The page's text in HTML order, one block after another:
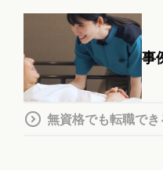
事
無資格でも転職でき